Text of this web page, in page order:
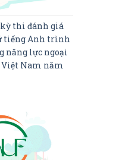
kỳ thi đánh giá
tiếng Anh trình
năng lực ngoại
Việt Nam năm